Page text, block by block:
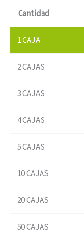
Cantidad
1CAJA
2 CAJAS
3 CAJAS
4 CAJAS
5 CAJAS
10 CAJAS
20 CAJAS
50 CAJAS